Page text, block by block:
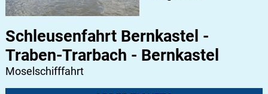
Schleusenfahrt Bernkastel -
Traben-Trarbach - Bernkastel
Moselschifffahrt